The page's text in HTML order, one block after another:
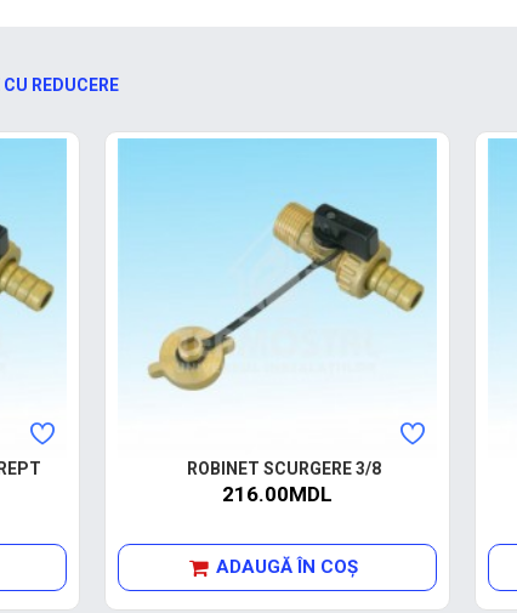
CU REDUCERE
ROBINET SCURGERE 3/8
216.00MDL
ADAUGĂ ÎN COŞ